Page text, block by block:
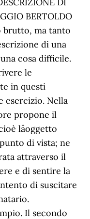
BERTOLDO
brutto, ma tanto
di una
cosa difficile.
le
in questi
esercizio. Nella
propone il
lâoggetto
di vista; ne
attraverso il
e di sentire la
di suscitare
Il secondo